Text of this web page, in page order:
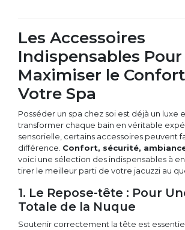
Les Accessoires
Indispensables Pour
Maximiser le
Votre Spa
Posséder un spa chez soi est déjà un luxe
transformer chaque bain en véritable
sensorielle, certains accessoires peuvent
différence. Confort, sécurité,
voici une sélection des indispensables à
tirer le meilleur parti de votre jacuzzi au
1. Le Repose-tête : Pour
Totale de la Nuque
Soutenir correctement la tête est